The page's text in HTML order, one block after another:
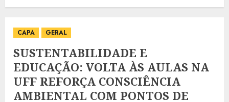
CAPA GERAL
SUSTENTABILIDADE E
EDUCAÇÃO: VOLTA ÀS AULAS NA
UFF REFORÇA CONSCIÊNCIA
AMBIENTAL COM PONTOS DE